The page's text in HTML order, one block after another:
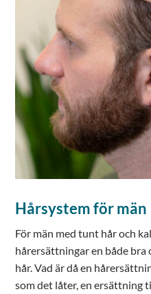
Hårsystem för män
För män med tunt hår och
hårersättningar en både
hår. Vad är då en
som det låter, en ersättning